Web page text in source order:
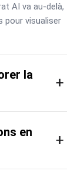
AI va au-delà,
pour visualiser
la
+
en
+